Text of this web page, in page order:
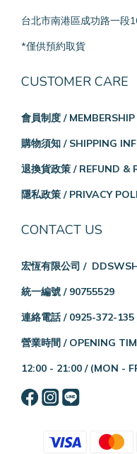
台北市南港區成功路一段
*僅供預約取貨
CUSTOMER CARE
會員制度 / MEMBERSHIP
購物須知 / SHIPPING
退換貨政策 / REFUND &
隱私政策 / PRIVACY
CONTACT US
宏恆有限公司 /
統一編號 / 90755529
連絡電話 / 0925-372-135
營業時間 / OPENING
12:00 - 21:00 / (MON -